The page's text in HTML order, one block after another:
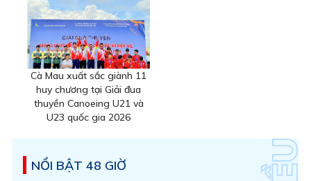
Cà Mau xuất sắc giành 11
huy chương tại Giải đua
thuyền Canoeing U21 và
U23 quốc gia 2026
NỔI BẬT 48 GIỜ